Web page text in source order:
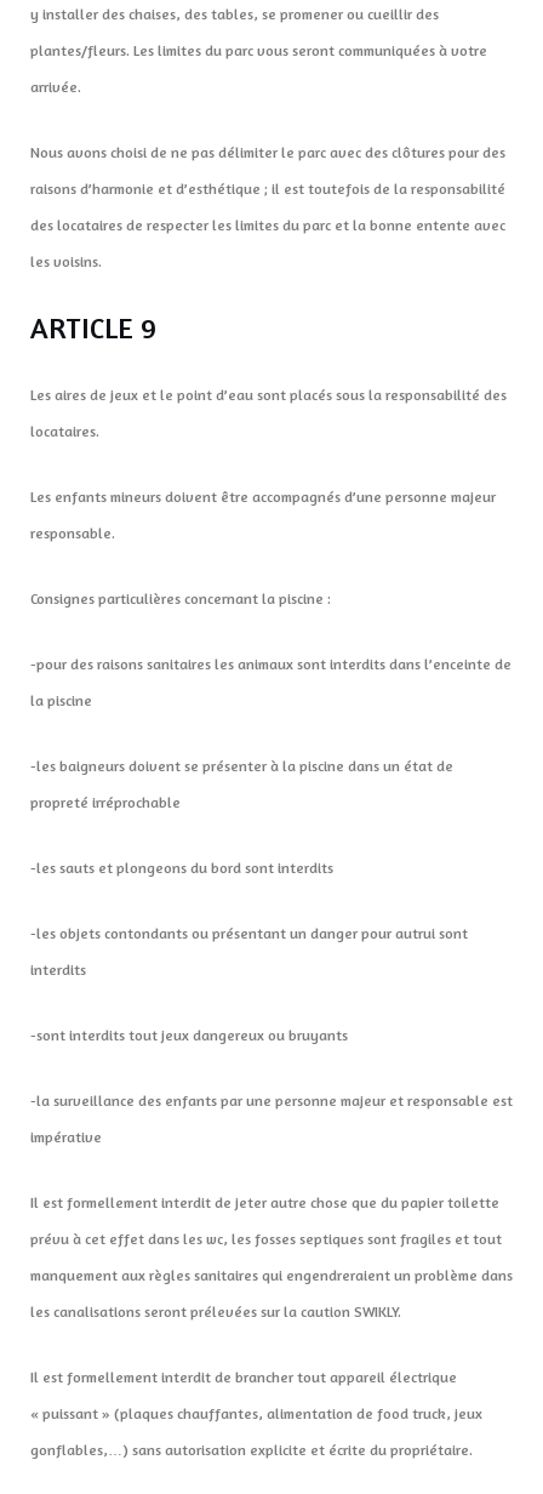
y installer des chaises, des tables, se promener ou cueillir des
plantes/fleurs. Les limites du parc vous seront communiquées à votre
arrivée.
Nous avons choisi de ne pas délimiter le parc avec des clôtures pour des
raisons d’harmonie et d’esthétique ; il est toutefois de la responsabilité
des locataires de respecter les limites du parc et la bonne entente avec
les voisins.
ARTICLE 9
Les aires de jeux et le point d’eau sont placés sous la responsabilité des
locataires.
Les enfants mineurs doivent être accompagnés d’une personne majeur
responsable.
Consignes particulières concernant la piscine :
-pour des raisons sanitaires les animaux sont interdits dans l’enceinte de
la piscine
-les baigneurs doivent se présenter à la piscine dans un état de
propreté irréprochable
-les sauts et plongeons du bord sont interdits
-les objets contondants ou présentant un danger pour autrui sont
interdits
-sont interdits tout jeux dangereux ou bruyants
-la surveillance des enfants par une personne majeur et responsable est
impérative
Il est formellement interdit de jeter autre chose que du papier toilette
prévu à cet effet dans les wc, les fosses septiques sont fragiles et tout
manquement aux règles sanitaires qui engendreraient un problème dans
les canalisations seront prélevées sur la caution SWIKLY.
Il est formellement interdit de brancher tout appareil électrique
« puissant » (plaques chauffantes, alimentation de food truck, jeux
gonflables,…) sans autorisation explicite et écrite du propriétaire.